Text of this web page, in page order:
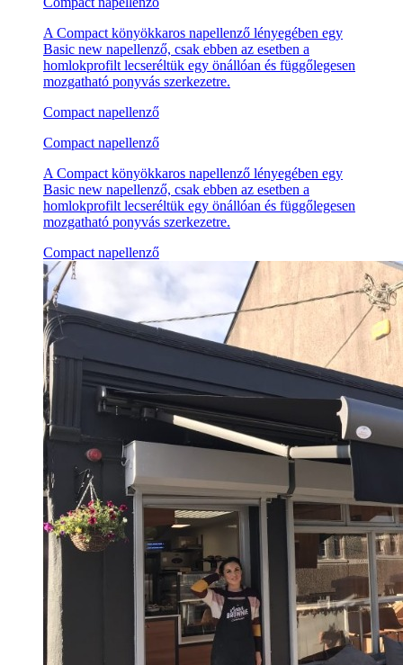
A Compact könyökkaros napellenző lényegében egy
Basic new napellenző, csak ebben az esetben a
homlokprofilt lecseréltük egy önállóan és függőlegesen
mozgatható ponyvás szerkezetre.
Compact napellenző
Compact napellenző
A Compact könyökkaros napellenző lényegében egy
Basic new napellenző, csak ebben az esetben a
homlokprofilt lecseréltük egy önállóan és függőlegesen
mozgatható ponyvás szerkezetre.
Compact napellenző